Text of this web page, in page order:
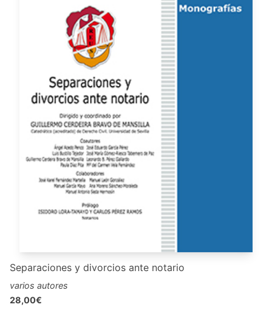
Separaciones y divorcios ante notario
varios autores
28,00€